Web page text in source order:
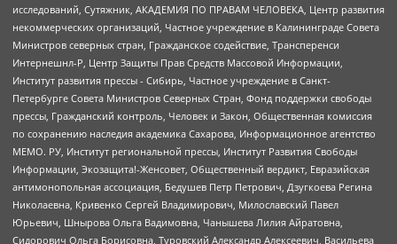
исследований, Сутяжник, АКАДЕМИЯ ПО ПРАВАМ ЧЕЛОВЕКА, Центр развития
некоммерческих организаций, Частное учреждение в Калининграде Совета
Министров северных стран, Гражданское содействие, Трансперенси
Интернешнл-Р, Центр Защиты Прав Средств Массовой Информации,
Институт развития прессы - Сибирь, Частное учреждение в Санкт-
Петербурге Совета Министров Северных Стран, Фонд поддержки свободы
прессы, Гражданский контроль, Человек и Закон, Общественная комиссия
по сохранению наследия академика Сахарова, Информационное агентство
МЕМО. РУ, Институт региональной прессы, Институт Развития Свободы
Информации, Экозащита!-Женсовет, Общественный вердикт, Евразийская
антимонопольная ассоциация, Бедушев Петр Петрович, Дзугкоева Регина
Николаевна, Кривенко Сергей Владимирович, Милославский Павел
Юрьевич, Шнырова Ольга Вадимовна, Чанышева Лилия Айратовна,
Сидорович Ольга Борисовна, Туровский Александр Алексеевич, Васильева